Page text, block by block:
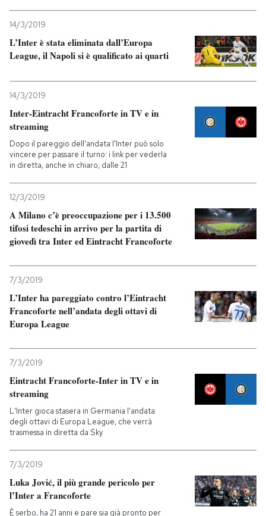
14/3/2019
L’Inter è stata eliminata dall’Europa
League, il Napoli si è qualificato ai quarti
14/3/2019
Inter-Eintracht Francoforte in TV e in
streaming
Dopo il pareggio dell'andata l'Inter può solo
vincere per passare il turno: i link per vederla
in diretta, anche in chiaro, dalle 21
12/3/2019
A Milano c’è preoccupazione per i 13.500
tifosi tedeschi in arrivo per la partita di
giovedì tra Inter ed Eintracht Francoforte
7/3/2019
L’Inter ha pareggiato contro l’Eintracht
Francoforte nell’andata degli ottavi di
Europa League
7/3/2019
Eintracht Francoforte-Inter in TV e in
streaming
L'Inter gioca stasera in Germania l'andata
degli ottavi di Europa League, che verrà
trasmessa in diretta da Sky
7/3/2019
Luka Jović, il più grande pericolo per
l’Inter a Francoforte
È serbo, ha 21 anni e pare sia già pronto per